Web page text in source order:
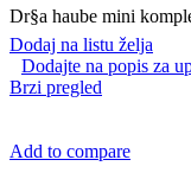
Dr§a haube mini
Dodaj na listu želja
Dodajte na popis za
Brzi pregled
Add to compare